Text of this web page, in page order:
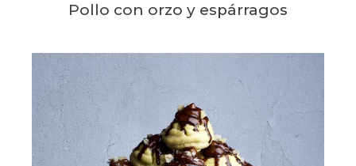
Pollo con orzo y espárragos